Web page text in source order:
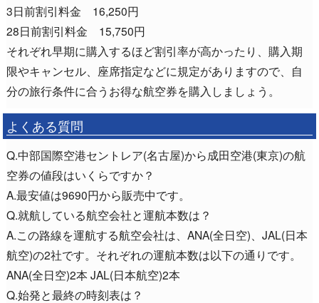
3日前割引料金 16,250円
28日前割引料金 15,750円
それぞれ早期に購入するほど割引率が高かったり、購入期
限やキャンセル、座席指定などに規定がありますので、自
分の旅行条件に合うお得な航空券を購入しましょう。
よくある質問
Q.中部国際空港セントレア(名古屋)から成田空港(東京)の航
空券の値段はいくらですか？
A.最安値は9690円から販売中です。
Q.就航している航空会社と運航本数は？
A.この路線を運航する航空会社は、ANA(全日空)、JAL(日本
航空)の2社です。それぞれの運航本数は以下の通りです。
ANA(全日空)2本 JAL(日本航空)2本
Q.始発と最終の時刻表は？